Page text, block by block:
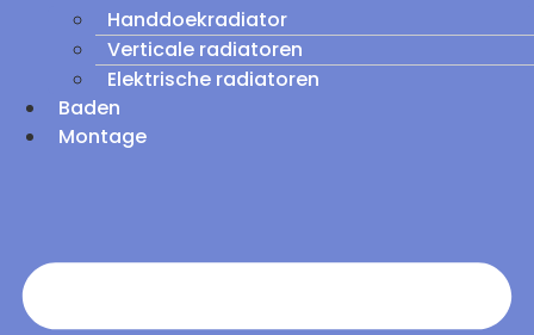
Handdoekradiator
Verticale radiatoren
Elektrische radiatoren
Baden
Montage